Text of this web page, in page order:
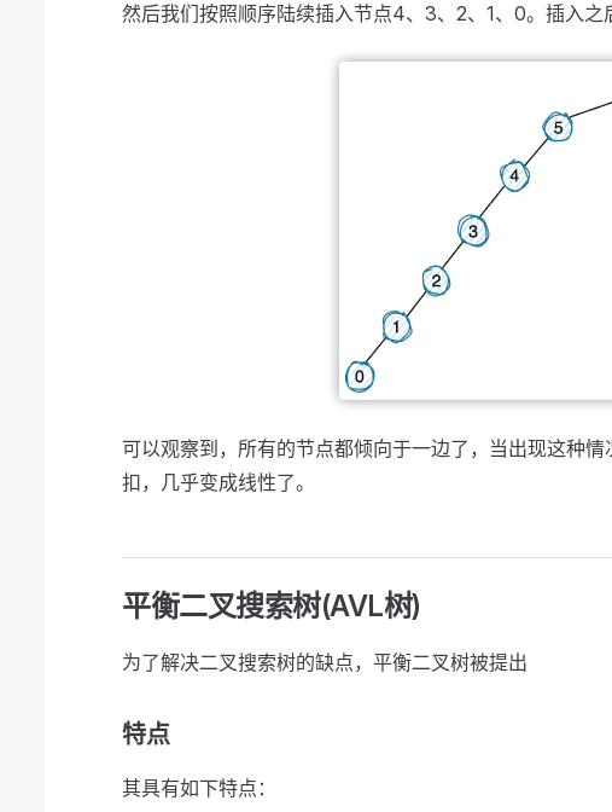
然后我们按照顺序陆续插入节点4、3、2、1、0。插入之
可以观察到，所有的节点都倾向于一边了，当出现这种
扣，几乎变成线性了。
平衡二叉搜索树(AVL树)
为了解决二叉搜索树的缺点，平衡二叉树被提出
特点
其具有如下特点：